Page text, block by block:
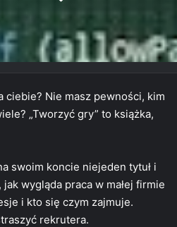
ciebie? Nie masz pewności, kim
„Tworzyć gry” to książka,
swoim koncie niejeden tytuł i
wygląda praca w małej firmie
i kto się czym zajmuje.
rekrutera.